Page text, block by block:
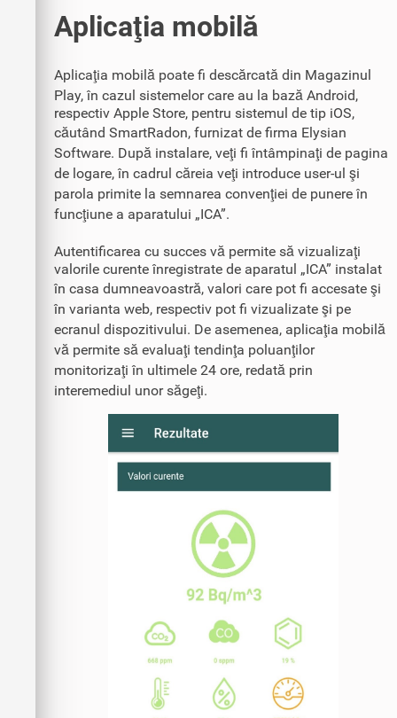
Aplicaţia mobilă
Aplicaţia mobilă poate fi descărcată din Magazinul
Play, în cazul sistemelor care au la bază Android,
respectiv Apple Store, pentru sistemul de tip iOS,
căutând SmartRadon, furnizat de firma Elysian
Software. După instalare, veţi fi întâmpinaţi de pagina
de logare, în cadrul căreia veţi introduce user-ul şi
parola primite la semnarea convenţiei de punere în
funcţiune a aparatului „ICA”.
Autentificarea cu succes vă permite să vizualizaţi
valorile curente înregistrate de aparatul „ICA” instalat
în casa dumneavoastră, valori care pot fi accesate şi
în varianta web, respectiv pot fi vizualizate şi pe
ecranul dispozitivului. De asemenea, aplicaţia mobilă
vă permite să evaluaţi tendinţa poluanţilor
monitorizaţi în ultimele 24 ore, redată prin
interemediul unor săgeţi.